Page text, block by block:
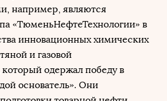
например, являются
«ТюменьНефтеТехнологии» в
инновационных химических
и газовой
одержал победу в
основатель». Они